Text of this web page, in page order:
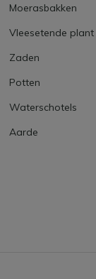
Moerasbakken
Vleesetende plant
Zaden
Potten
Waterschotels
Aarde